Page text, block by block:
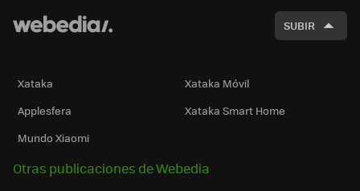
SUBIR
Xataka
Xataka Móvil
Applesfera
Xataka Smart Home
Mundo Xiaomi
Otras publicaciones de Webedia